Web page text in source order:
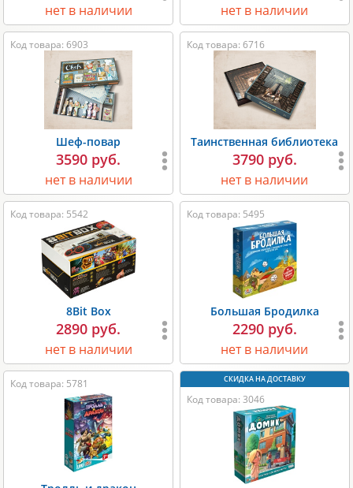
нет в наличии нет в наличии
Код товара: 6903
Шеф-повар
3590 руб.
нет в наличии
Код товара: 6716
Таинственная библиотека
3790 руб.
нет в наличии
Код товара: 5542
8Bit Box
2890 руб.
нет в наличии
Код товара: 5495
Большая Бродилка
2290 руб.
нет в наличии
Код товара: 5781
Код товара: 3046